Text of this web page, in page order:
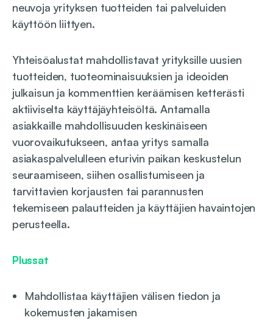
neuvoja yrityksen tuotteiden tai palveluiden
käyttöön liittyen.
Yhteisöalustat mahdollistavat yrityksille uusien
tuotteiden, tuoteominaisuuksien ja ideoiden
julkaisun ja kommenttien keräämisen ketterästi
aktiiviselta käyttäjäyhteisöltä. Antamalla
asiakkaille mahdollisuuden keskinäiseen
vuorovaikutukseen, antaa yritys samalla
asiakaspalvelulleen eturivin paikan keskustelun
seuraamiseen, siihen osallistumiseen ja
tarvittavien korjausten tai parannusten
tekemiseen palautteiden ja käyttäjien havaintojen
perusteella.
Plussat
Mahdollistaa käyttäjien välisen tiedon ja
kokemusten jakamisen